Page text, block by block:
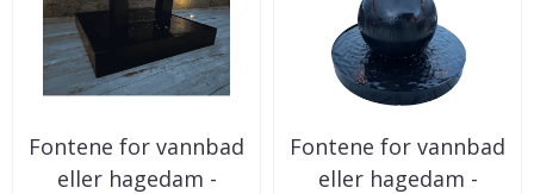
Fontene for vannbad
eller hagedam -
Fontene for vannbad
eller hagedam -